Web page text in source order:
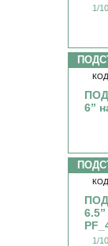
1/
6”
1/